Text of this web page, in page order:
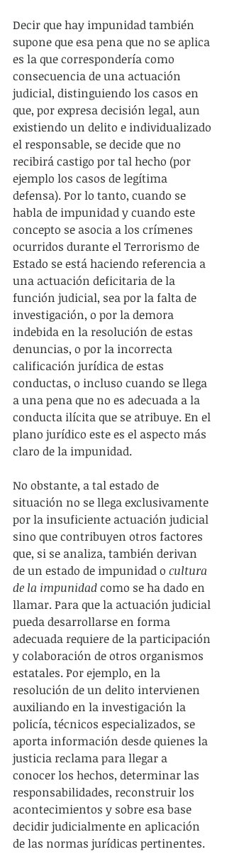
Decir que hay impunidad también
supone que esa pena que no se aplica
es la que correspondería como
consecuencia de una actuación
judicial, distinguiendo los casos en
que, por expresa decisión legal, aun
existiendo un delito e individualizado
el responsable, se decide que no
recibirá castigo por tal hecho (por
ejemplo los casos de legítima
defensa). Por lo tanto, cuando se
habla de impunidad y cuando este
concepto se asocia a los crímenes
ocurridos durante el Terrorismo de
Estado se está haciendo referencia a
una actuación deficitaria de la
función judicial, sea por la falta de
investigación, o por la demora
indebida en la resolución de estas
denuncias, o por la incorrecta
calificación jurídica de estas
conductas, o incluso cuando se llega
a una pena que no es adecuada a la
conducta ilícita que se atribuye. En el
plano jurídico este es el aspecto más
claro de la impunidad.
No obstante, a tal estado de
situación no se llega exclusivamente
por la insuficiente actuación judicial
sino que contribuyen otros factores
que, si se analiza, también derivan
de un estado de impunidad o cultura
de la impunidad como se ha dado en
llamar. Para que la actuación judicial
pueda desarrollarse en forma
adecuada requiere de la participación
y colaboración de otros organismos
estatales. Por ejemplo, en la
resolución de un delito intervienen
auxiliando en la investigación la
policía, técnicos especializados, se
aporta información desde quienes la
justicia reclama para llegar a
conocer los hechos, determinar las
responsabilidades, reconstruir los
acontecimientos y sobre esa base
decidir judicialmente en aplicación
de las normas jurídicas pertinentes.